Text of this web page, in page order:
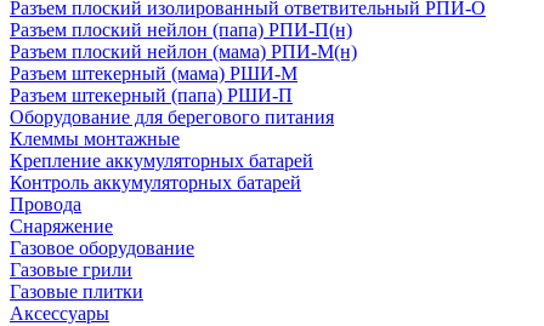
Разъем плоский изолированный ответвительный РПИ-О
Разъем плоский нейлон (папа) РПИ-П(н)
Разъем плоский нейлон (мама) РПИ-М(н)
Разъем штекерный (мама) РШИ-М
Разъем штекерный (папа) РШИ-П
Оборудование для берегового питания
Клеммы монтажные
Крепление аккумуляторных батарей
Контроль аккумуляторных батарей
Провода
Снаряжение
Газовое оборудование
Газовые грили
Газовые плитки
Аксессуары